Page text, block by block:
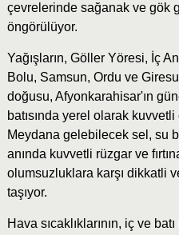
çevrelerinde sağanak ve gök
öngörülüyor.
Yağışların, Göller Yöresi, İç
Bolu, Samsun, Ordu ve
doğusu, Afyonkarahisar'ın
batısında yerel olarak
Meydana gelebilecek sel, su
anında kuvvetli rüzgar ve
olumsuzluklara karşı dikkatli
taşıyor.
Hava sıcaklıklarının, iç ve